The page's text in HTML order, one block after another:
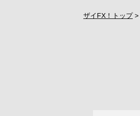
ザイFX！トップ>